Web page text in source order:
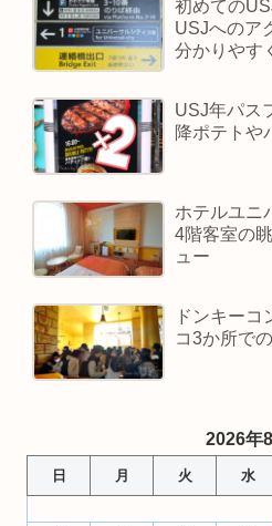
初めての
USJへのア
分かりやす
USJ年パス
降ポテトや
ホテルユニ
4階客室の
ュー
ドンキーコ
コ3か所で
2026年
日 月 火 水